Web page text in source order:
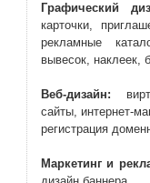
Графический
карточки,
рекламные
вывесок, наклеек,
Веб-дизайн:
сайты, интернет-
регистрация
Маркетинг и